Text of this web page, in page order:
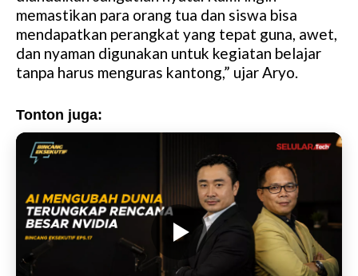
memastikan para orang tua dan siswa bisa
mendapatkan perangkat yang tepat guna, awet,
dan nyaman digunakan untuk kegiatan belajar
tanpa harus menguras kantong,” ujar Aryo.
Tonton juga: